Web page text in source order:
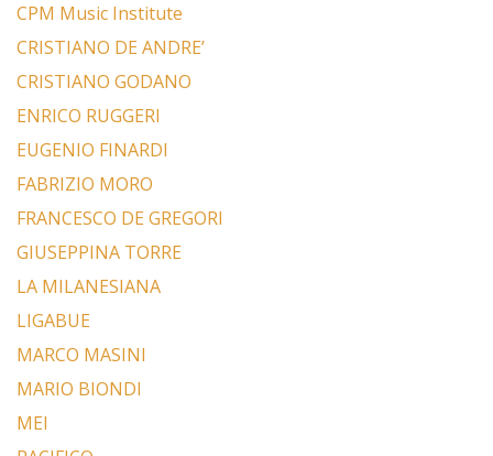
CPM Music Institute
CRISTIANO DE ANDRE’
CRISTIANO GODANO
ENRICO RUGGERI
EUGENIO FINARDI
FABRIZIO MORO
FRANCESCO DE GREGORI
GIUSEPPINA TORRE
LA MILANESIANA
LIGABUE
MARCO MASINI
MARIO BIONDI
MEI